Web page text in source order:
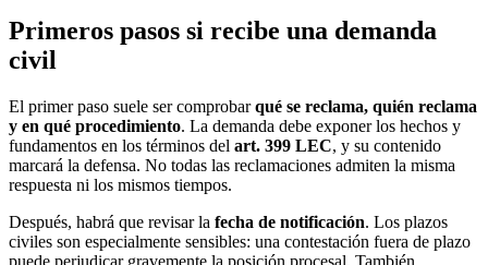
Primeros pasos si recibe una demanda
civil
El primer paso suele ser comprobarqué se reclama, quién reclama
y en qué procedimiento. La demanda debe exponer los hechos y
fundamentos en los términos del art. 399 LEC, y su contenido
marcará la defensa. No todas las reclamaciones admiten la misma
respuesta ni los mismos tiempos.
Después, habrá que revisar la fecha de notificación. Los plazos
civiles son especialmente sensibles: una contestación fuera de plazo
puede perjudicar gravemente la posición procesal. También